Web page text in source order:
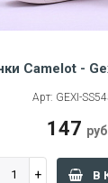
Camelot -
Арт: GEXI-
147 руб
В